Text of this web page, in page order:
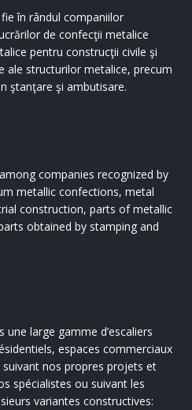
în rândul companiilor
de confecţii metalice
pentru construcţii civile şi
ale structurilor metalice, precum
ştanţare şi ambutisare.
companies recognized by
metallic confections, metal
construction, parts of metallic
obtained by stamping and
large gamme d’escaliers
espaces commerciaux
nos propres projets et
spécialistes ou suivant les
variantes constructives: